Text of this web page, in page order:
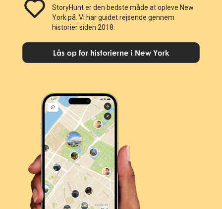
StoryHunt er den bedste måde at opleve New
York på. Vi har guidet rejsende gennem
historier siden 2018.
Lås op for historierne i New York